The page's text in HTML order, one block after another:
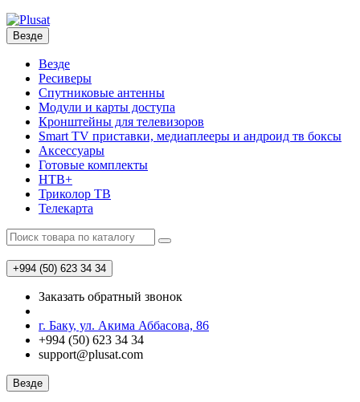
Везде
Везде
Ресиверы
Спутниковые антенны
Модули и карты доступа
Кронштейны для телевизоров
Smart TV приставки, медиаплееры и андроид тв боксы
Аксессуары
Готовые комплекты
НТВ+
Триколор ТВ
Телекарта
+994 (50) 623 34 34
Заказать обратный звонок
г. Баку, ул. Акима Аббасова, 86
+994 (50) 623 34 34
support@plusat.com
Везде